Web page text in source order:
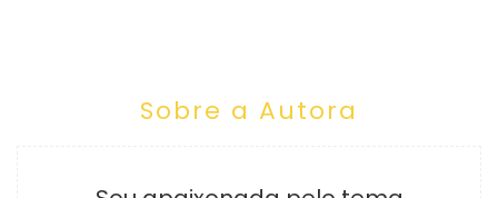
Sobre a Autora